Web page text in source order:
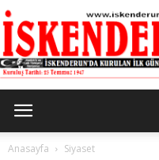
Anasayfa Siyaset